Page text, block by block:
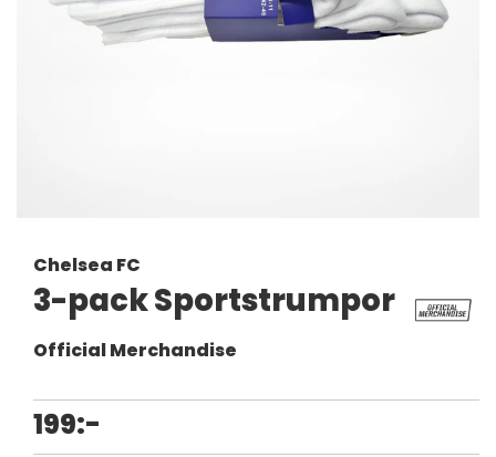
Chelsea FC
3-pack Sportstrumpor
Official Merchandise
199:-